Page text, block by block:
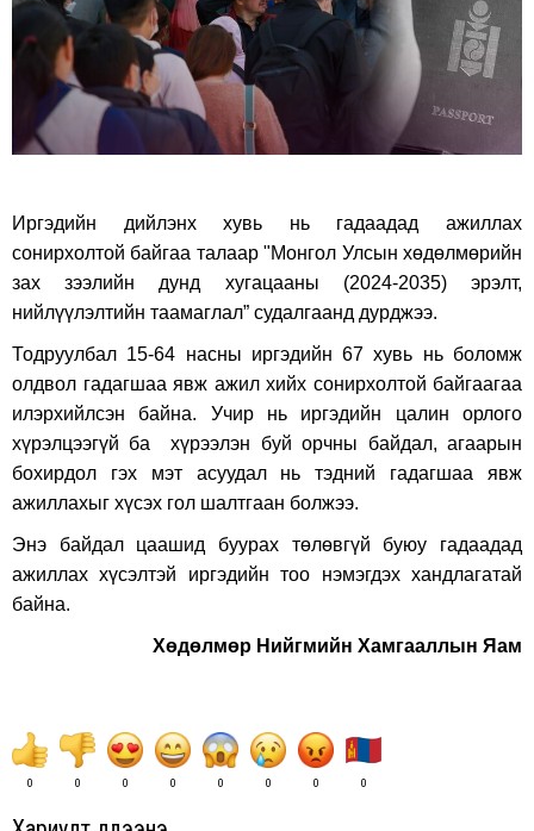
Иргэдийн дийлэнх хувь нь гадаадад ажиллах
сонирхолтой байгаа талаар "Монгол Улсын хөдөлмөрийн
зах зээлийн дунд хугацааны (2024-2035) эрэлт,
нийлүүлэлтийн таамаглал” судалгаанд дурджээ.
Тодруулбал 15-64 насны иргэдийн 67 хувь нь боломж
олдвол гадагшаа явж ажил хийх сонирхолтой байгаагаа
илэрхийлсэн байна. Учир нь иргэдийн цалин орлого
хүрэлцээгүй ба хүрээлэн буй орчны байдал, агаарын
бохирдол гэх мэт асуудал нь тэдний гадагшаа явж
ажиллахыг хүсэх гол шалтгаан болжээ.
Энэ байдал цаашид буурах төлөвгүй буюу гадаадад
ажиллах хүсэлтэй иргэдийн тоо нэмэгдэх хандлагатай
байна.
Хөдөлмөр Нийгмийн Хамгааллын Яам
0 0 0 0 0 0 0 0